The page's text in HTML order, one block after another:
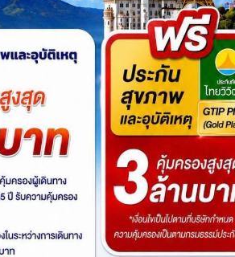
ามท่องเที่ยว
Sonata จุดเช็
วโลก
ามฝั่ง ไปนิดเดียวจากกรุงโซล